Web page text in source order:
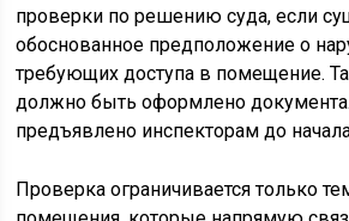
проверки по решению суда, если
обоснованное предположение о
требующих доступа в помещение.
должно быть оформлено
предъявлено инспекторам до
Проверка ограничивается только